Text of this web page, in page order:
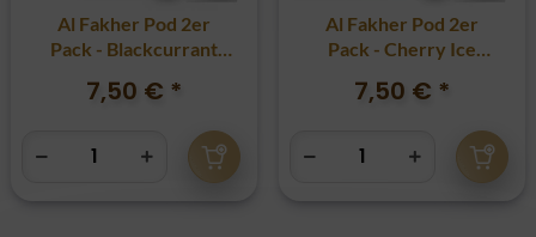
Al Fakher Pod 2er
Pack - Blackcurrant
7,50 € *
Al Fakher Pod 2er
Pack - Cherry Ice
7,50 € *